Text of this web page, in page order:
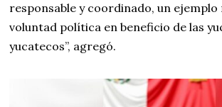
responsable y coordinado, un ejemplo
voluntad política en beneficio de las
yucatecos”, agregó.